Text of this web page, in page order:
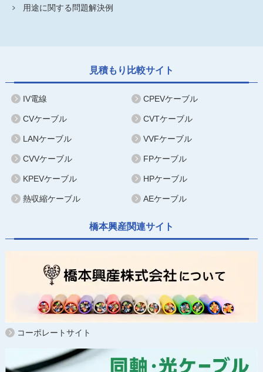
用途に関する問題解決例
見積もり比較サイト
IV電線 CPEVケーブル
CVケーブル CVTケーブル
LANケーブル VVFケーブル
CVVケーブル FPケーブル
KPEVケーブル HPケーブル
熱収縮ケーブル AEケーブル
橋本興産関連サイト
コーポレートサイト